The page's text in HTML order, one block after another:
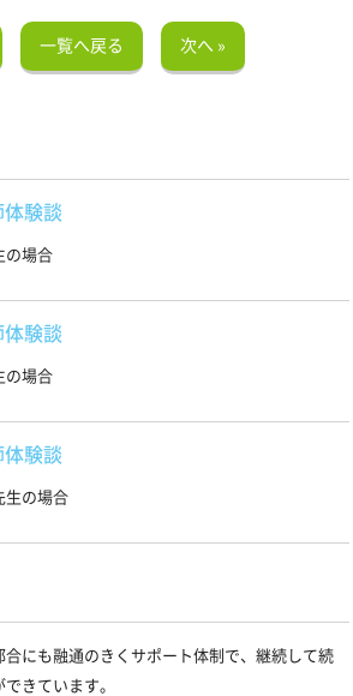
一覧へ戻る 次へ »
体験談
の場合
体験談
の場合
体験談
生の場合
合にも融通のきくサポート体制で、継続して続
きています。